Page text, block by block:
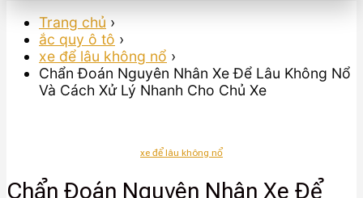
Trang chủ ›
ắc quy ô tô ›
xe để lâu không nổ ›
Chẩn Đoán Nguyên Nhân Xe Để Lâu Không Nổ
Và Cách Xử Lý Nhanh Cho Chủ Xe
xe để lâu không nổ
Chẩn Đoán Nguyên Nhân Xe Để